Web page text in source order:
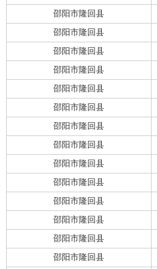
邵阳市隆回县
邵阳市隆回县
邵阳市隆回县
邵阳市隆回县
邵阳市隆回县
邵阳市隆回县
邵阳市隆回县
邵阳市隆回县
邵阳市隆回县
邵阳市隆回县
邵阳市隆回县
邵阳市隆回县
邵阳市隆回县
邵阳市隆回县